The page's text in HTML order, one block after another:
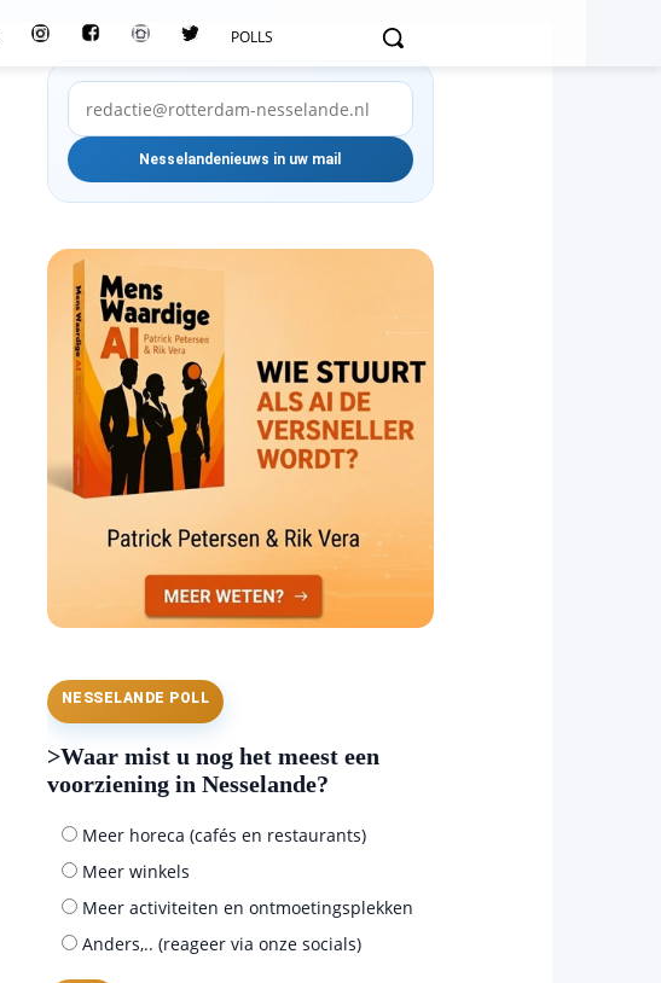
POLLS
NESSELANDE POLL
>Waar mist u nog het meest een
voorziening in Nesselande?
Meer horeca (cafés en restaurants)
Meer winkels
Meer activiteiten en ontmoetingsplekken
Anders,.. (reageer via onze socials)